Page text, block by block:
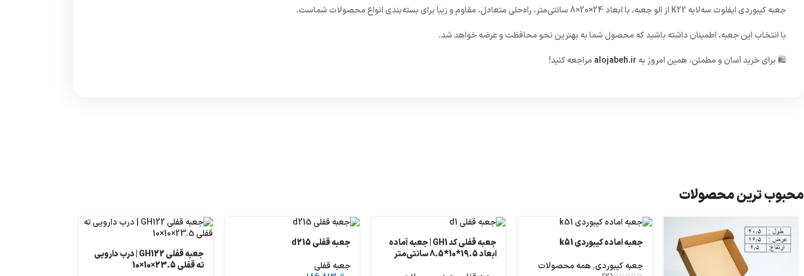
جعبه کیبوردی ایفلوت سه‌لایه K22 از الو جعبه، با ابعاد 24×20×8 سانتی‌متر، راه‌حلی متعادل، مقاوم و زیبا برای بسته‌بندی انواع محصولات شماست.
با انتخاب این جعبه، اطمینان داشته باشید که محصول شما به بهترین نحو محافظت و عرضه خواهد شد.
🛍️ برای خرید آسان و مطمئن، همین امروز به alojabeh.ir مراجعه کنید!
محبوب ترین محصولات
جعبه اماده کیبوردی k51
جعبه کیبوردی,همه محصولات
جعبه قفلی کد GH1 | جعبه آماده
ابعاد 19.5*10*8.5 سانتی‌متر
جعبه قفلی d215
جعبه قفلی
جعبه قفلی GH122 | درب دارویی
ته قفلی 23.5×10×10